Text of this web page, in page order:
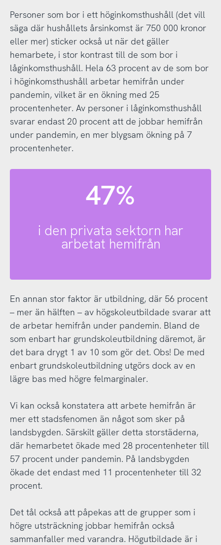
Personer som bor i ett höginkomsthushåll (det vill
säga där hushållets årsinkomst är 750 000 kronor
eller mer) sticker också ut när det gäller
hemarbete, i stor kontrast till de som bor i
låginkomsthushåll. Hela 63 procent av de som bor
i höginkomsthushåll arbetar hemifrån under
pandemin, vilket är en ökning med 25
procentenheter. Av personer i låginkomsthushåll
svarar endast 20 procent att de jobbar hemifrån
under pandemin, en mer blygsam ökning på 7
procentenheter.
47%
i den privata sektorn har
arbetat hemifrån
En annan stor faktor är utbildning, där 56 procent
– mer än hälften – av högskoleutbildade svarar att
de arbetar hemifrån under pandemin. Bland de
som enbart har grundskoleutbildning däremot, är
det bara drygt 1 av 10 som gör det. Obs! De med
enbart grundskoleutbildning utgörs dock av en
lägre bas med högre felmarginaler.
Vi kan också konstatera att arbete hemifrån är
mer ett stadsfenomen än något som sker på
landsbygden. Särskilt gäller detta storstäderna,
där hemarbetet ökade med 28 procentenheter till
57 procent under pandemin. På landsbygden
ökade det endast med 11 procentenheter till 32
procent.
Det tål också att påpekas att de grupper som i
högre utsträckning jobbar hemifrån också
sammanfaller med varandra. Högutbildade är i